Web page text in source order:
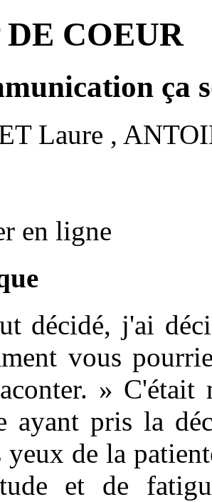
DE COEUR
ça
Laure ,
en ligne
décidé, j'ai
vous
» C'était
ayant pris la
yeux de la
et de